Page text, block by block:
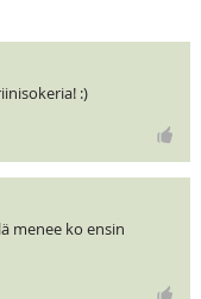
:)
menee ko ensin